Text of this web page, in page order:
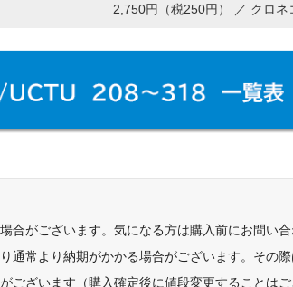
2,750円（税250円） ／ クロネ
合がございます。気になる方は購入前にお問い合
通常より納期がかかる場合がございます。その際
ございます（購入確定後に値段変更することはご